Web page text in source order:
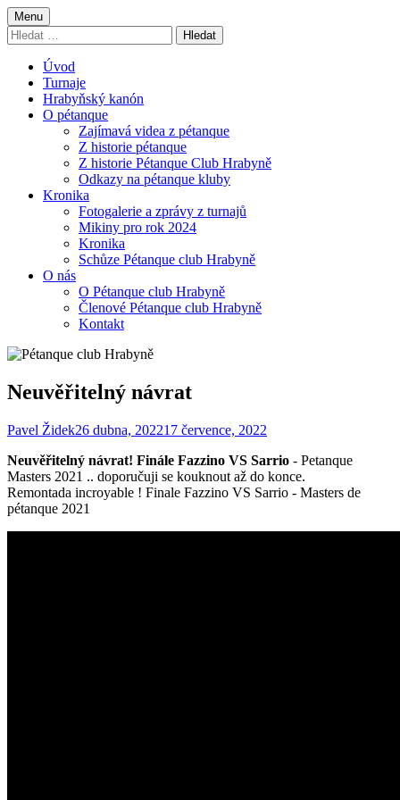
Skip
to
content
Pétanque club Hrabyně
Pétanque club Hrabyně
Primary
Menu
Menu
Vyhledávání
Úvod
Turnaje
Hrabyňský kanón
O pétanque
Zajímavá videa z pétanque
Z historie pétanque
Z historie Pétanque Club Hrabyně
Odkazy na pétanque kluby
Kronika
Fotogalerie a zprávy z turnajů
Mikiny pro rok 2024
Kronika
Schůze Pétanque club Hrabyně
O nás
O Pétanque club Hrabyně
Členové Pétanque club Hrabyně
Kontakt
Neuvěřitelný návrat
Author
Pavel ŽidekPublished
26 dubna, 202217 července, 2022
Neuvěřitelný návrat! Finále Fazzino VS Sarrio - Petanque
Masters 2021 .. doporučuji se kouknout až do konce.
Remontada incroyable ! Finale Fazzino VS Sarrio - Masters de
pétanque 2021